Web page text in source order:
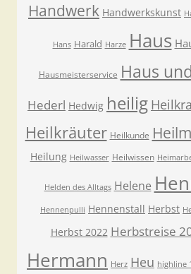
Handwerk Handwerkskunst
Hans Harald Harze Haus
Hausmeisterservice Haus
Hederl Hedwig heilig
Heilkräuter Heilkunde
Heilung Heilwasser Heilwissen
Helden des Alltags Helene
Hennenpulli Hennenstall Herbst
Herbst 2022 Herbstreise
Hermann Herz Heu highline